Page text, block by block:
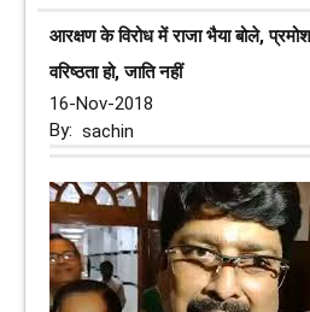
आरक्षण के विरोध में राजा भैया बोले,
वरिष्ठता हो, जाति नहीं
16-Nov-2018
By: sachin